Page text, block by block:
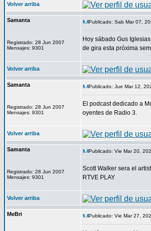
Volver arriba
Samanta
Registrado: 28 Jun 2007
Mensajes: 9301
Publicado: Sab Mar 07,
Hoy sábado Gus
de gira esta próxima
Volver arriba
Samanta
Registrado: 28 Jun 2007
Mensajes: 9301
Publicado: Jue Mar 12,
El podcast dedicado a
oyentes de Radio 3.
Volver arriba
Samanta
Registrado: 28 Jun 2007
Mensajes: 9301
Publicado: Vie Mar 20,
Scott Walker sera el
RTVE PLAY
Volver arriba
MeBri Publicado: Vie Mar 27,